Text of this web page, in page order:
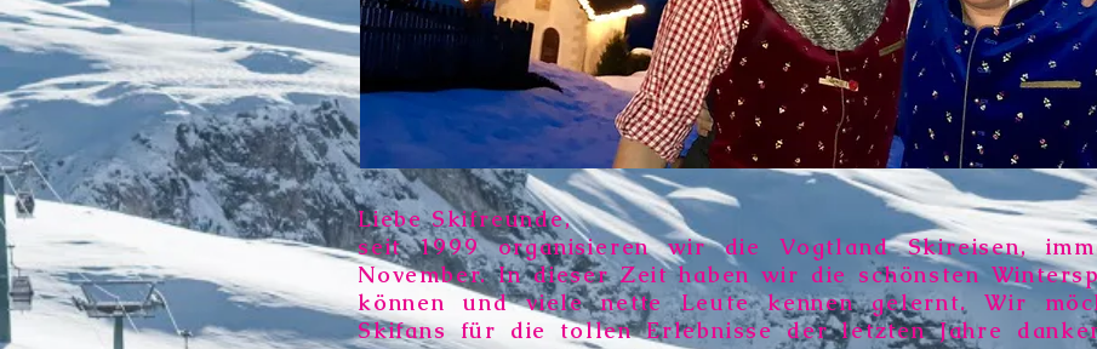
Liebe Skifreunde,
seit 1999 organisieren wir die Vogtland Skireisen,
November. In dieser Zeit haben wir die schönsten
können und viele nette Leute kennen gelernt. Wir
Skifans für die tollen Erlebnisse der letzten Jahre